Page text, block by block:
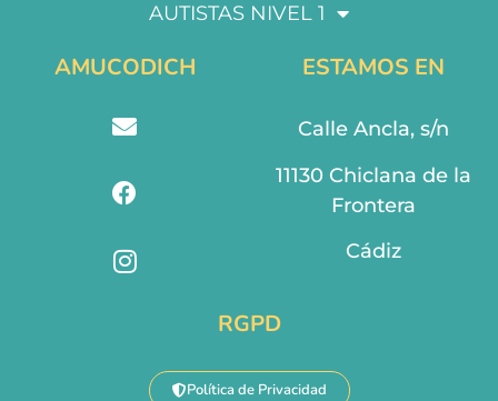
AUTISTAS NIVEL 1
AMUCODICH ESTAMOS EN
Calle Ancla, s/n
11130 Chiclana de la
Frontera
Cádiz
RGPD
Política de Privacidad